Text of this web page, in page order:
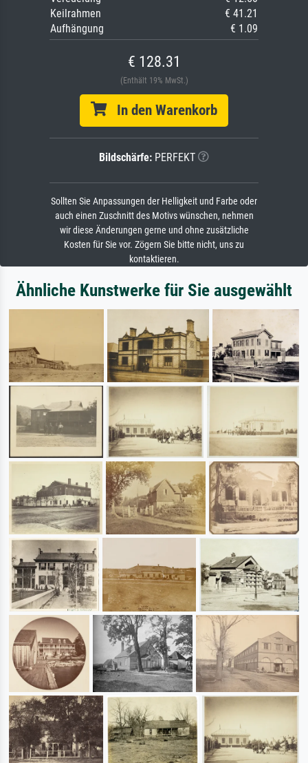
Keilrahmen
€ 41.21
Aufhängung
€ 1.09
€ 128.31
(Enthält 19% MwSt.)
In den Warenkorb
Bildschärfe: PERFEKT
Sollten Sie Anpassungen der Helligkeit und Farbe oder
auch einen Zuschnitt des Motivs wünschen, nehmen
wir diese Änderungen gerne und ohne zusätzliche
Kosten für Sie vor. Zögern Sie bitte nicht, uns zu
kontaktieren.
Ähnliche Kunstwerke für Sie ausgewählt